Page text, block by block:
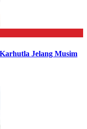
Jelang Musim